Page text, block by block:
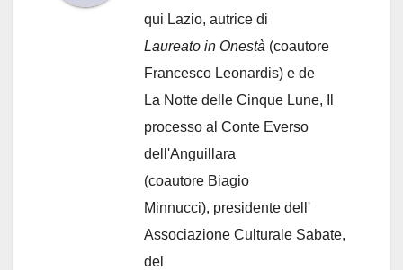
qui Lazio, autrice di
Laureato in Onestà (coautore
Francesco Leonardis) e de
La Notte delle Cinque Lune, Il
processo al Conte Everso
dell'Anguillara
(coautore Biagio
Minnucci), presidente dell'
Associazione Culturale Sabate,
del